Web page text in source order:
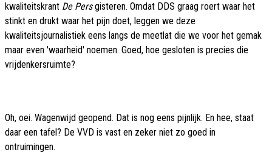
kwaliteitskrant De Persgisteren. Omdat DDS graag roert waar het
stinkt en drukt waar het pijn doet, leggen we deze
kwaliteitsjournalistiek eens langs de meetlat die we voor het gemak
maar even 'waarheid' noemen. Goed, hoe gesloten is precies die
vrijdenkersruimte?
Oh, oei. Wagenwijd geopend. Dat is nog eens pijnlijk. En hee, staat
daar een tafel? De VVD is vast en zeker niet zo goed in
ontruimingen.